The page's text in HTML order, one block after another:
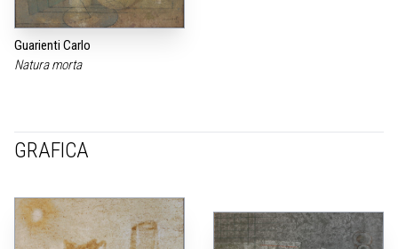
Guarienti Carlo
Natura morta
GRAFICA